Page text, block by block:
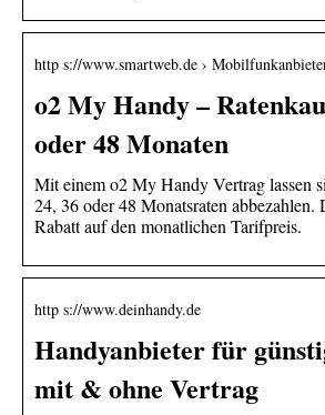
http s://www.smartweb.de ›
o2 My Handy –
oder 48 Monaten
Mit einem o2 My Handy Vertrag lassen
24, 36 oder 48 Monatsraten abbezahlen.
Rabatt auf den monatlichen Tarifpreis.
http s://www.deinhandy.de
Handyanbieter für
mit & ohne Vertrag